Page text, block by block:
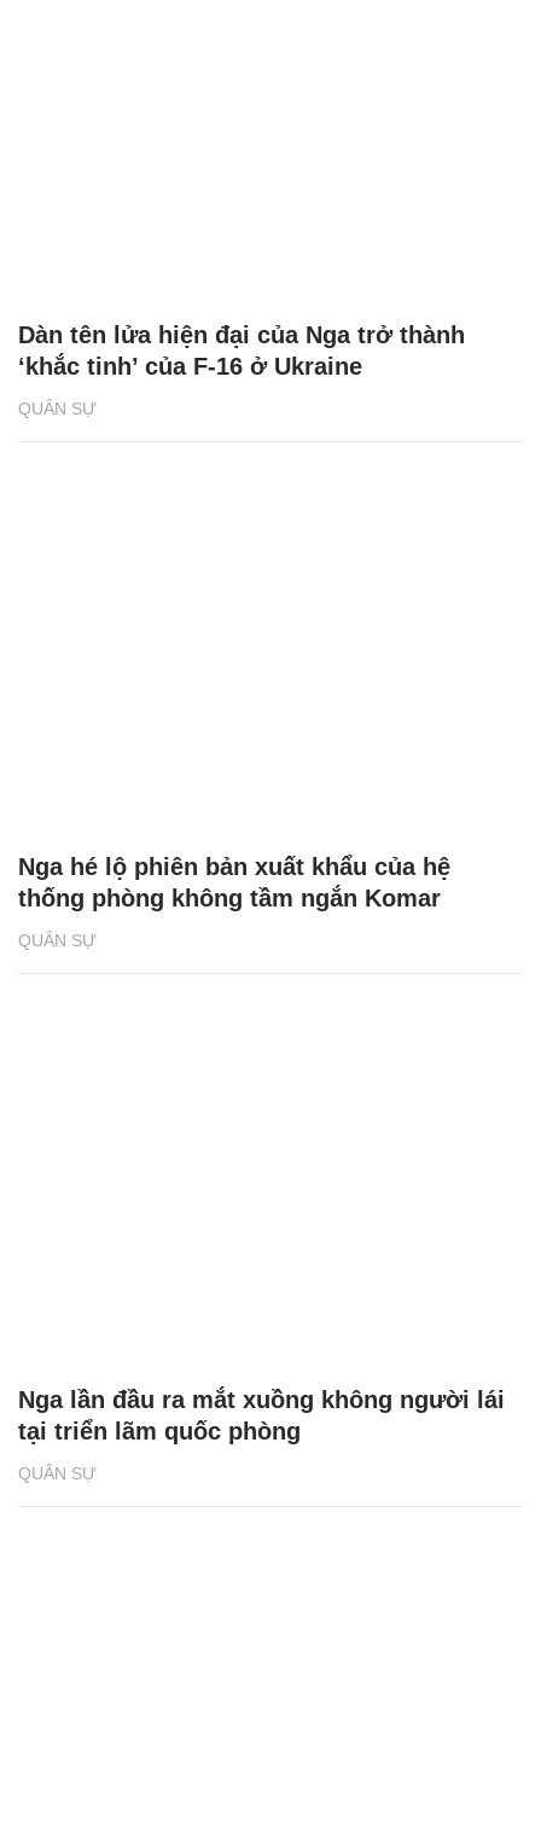
QUÂN SỰ
Dàn tên lửa hiện đại của Nga trở thành
‘khắc tinh’ của F-16 ở Ukraine
QUÂN SỰ
Nga hé lộ phiên bản xuất khẩu của hệ
thống phòng không tầm ngắn Komar
QUÂN SỰ
Nga lần đầu ra mắt xuồng không người lái
tại triển lãm quốc phòng